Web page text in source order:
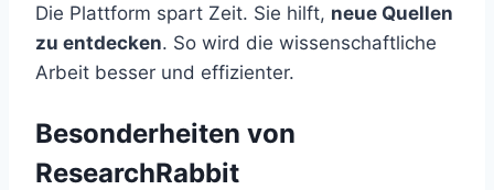
Die Plattform spart Zeit. Sie hilft, neue Quellen
zu entdecken. So wird die wissenschaftliche
Arbeit besser und effizienter.
Besonderheiten von
ResearchRabbit